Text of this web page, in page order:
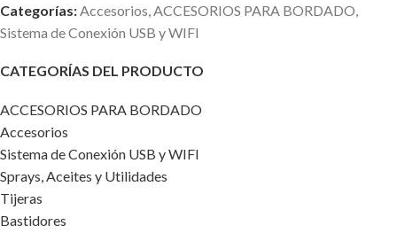
CATEGORÍAS DEL PRODUCTO
ACCESORIOS PARA BORDADO
Accesorios
Sistema de Conexión USB y WIFI
Sprays, Aceites y Utilidades
Tijeras
Bastidores
Categorías:Accesorios,ACCESORIOS PARA BORDADO,
Sistema de Conexión USB y WIFI